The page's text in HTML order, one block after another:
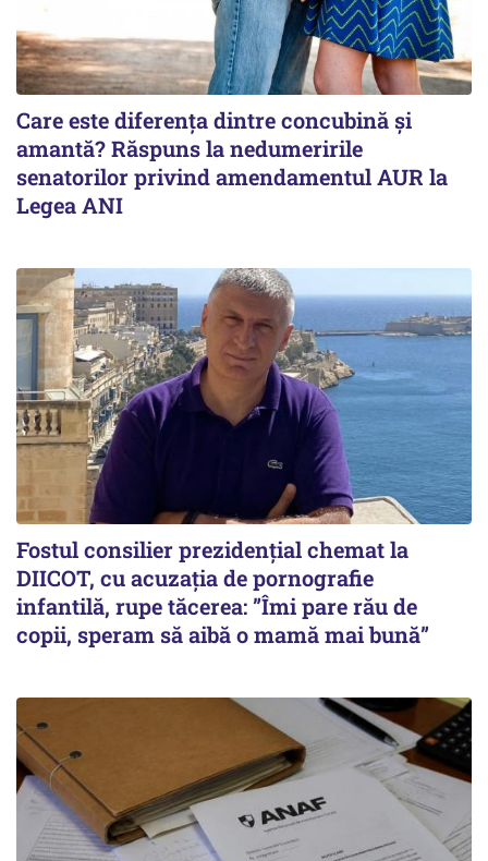
Care este diferența dintre concubină și
amantă? Răspuns la nedumeririle
senatorilor privind amendamentul AUR la
Legea ANI
Fostul consilier prezidențial chemat la
DIICOT, cu acuzația de pornografie
infantilă, rupe tăcerea: ”Îmi pare rău de
copii, speram să aibă o mamă mai bună”